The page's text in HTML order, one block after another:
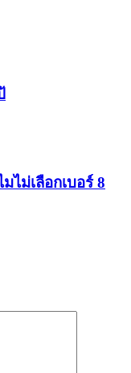
ไม่เลือกเบอร์ 8